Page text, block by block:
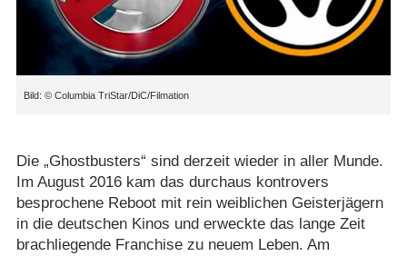
© Columbia TriStar/​DiC/​Filmation
Die „Ghostbusters“ sind derzeit wieder in aller Munde.
Im August 2016 kam das durchaus kontrovers
besprochene Reboot mit rein weiblichen Geisterjägern
in die deutschen Kinos und erweckte das lange Zeit
brachliegende Franchise zu neuem Leben. Am